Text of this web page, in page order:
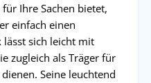
Ihre Sachen bietet,
einfach einen
lässt sich leicht mit
zugleich als Träger für
Seine leuchtend